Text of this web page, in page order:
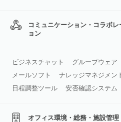
コミュニケーション・コラボレ
ョン
ビジネスチャット グループウェア
メールソフト
ナレッジマネジメン
日程調整ツール
安否確認システム
オフィス環境・総務・施設管理